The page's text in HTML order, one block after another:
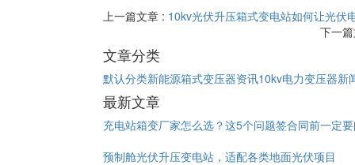
上一篇文章 : 10kv光伏升压箱式变电站如何让光伏
下一
文章分类
默认分类新能源箱式变压器资讯10kv电力变压器新
最新文章
充电站箱变厂家怎么选？这5个问题签合同前一定
预制舱光伏升压变电站，适配各类地面光伏项目